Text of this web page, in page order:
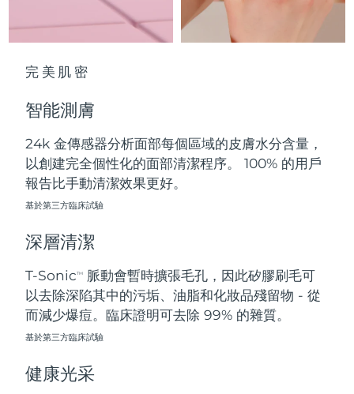
完美肌密
智能測膚
24k 金傳感器分析面部每個區域的皮膚水分含量，
以創建完全個性化的面部清潔程序。 100% 的用戶
報告比手動清潔效果更好。
基於第三方臨床試驗
深層清潔
T-SonicTM
脈動會暫時擴張毛孔，因此矽膠刷毛可
以去除深陷其中的污垢、油脂和化妝品殘留物 - 從
而減少爆痘。臨床證明可去除 99% 的雜質。
基於第三方臨床試驗
健康光采
盧森堡 預計送達日期 08/08/2026
馬爾他
墨西哥 預計送達日期12/08/2026
摩納哥
荷蘭
紐西蘭 預計送達日期08/08/2026
挪威 預計送達日期08/08/2026